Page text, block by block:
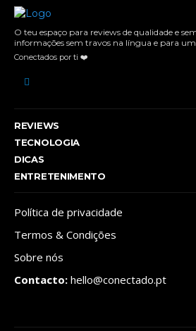
O teu espaço para reviews de qualidade e
informações sem travos na língua e para
Conectados por ti ❤️
REVIEWS
TECNOLOGIA
DICAS
ENTRETENIMENTO
Política de privacidade
Termos & Condições
Sobre nós
Contacto: hello@conectado.pt